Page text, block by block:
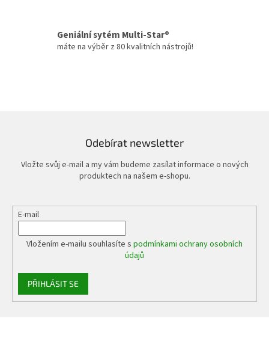
y
v
Geniální sytém Multi-Star®
máte na výběr z 80 kvalitních nástrojů!
Odebírat newsletter
Vložte svůj e-mail a my vám budeme zasílat informace o nových
produktech na našem e-shopu.
E-mail
Vložením e-mailu souhlasíte s podmínkami ochrany osobních
údajů
PŘIHLÁSIT SE